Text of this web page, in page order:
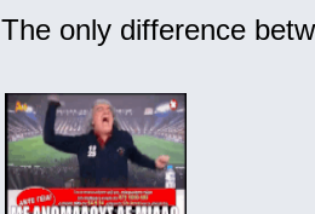
The only difference